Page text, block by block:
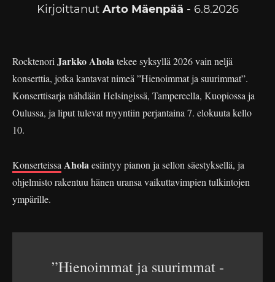
Kirjoittanut Arto Mäenpää - 6.8.2026
Rocktenori Jarkko Aholatekee syksyllä 2026 vain neljä
konserttia, jotka kantavat nimeä ”Hienoimmat ja suurimmat”.
Konserttisarja nähdään Helsingissä, Tampereella, Kuopiossa ja
Oulussa, ja liput tulevat myyntiin perjantaina 7. elokuuta kello
10.
Konserteissa Aholaesiintyy pianon ja sellon säestyksellä, ja
ohjelmisto rakentuu hänen uransa vaikuttavimpien tulkintojen
ympärille.
”Hienoimmat ja suurimmat -